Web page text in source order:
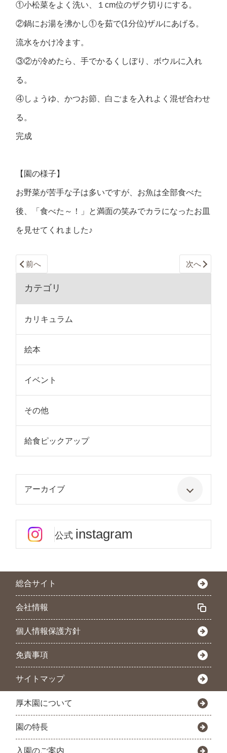
①小松菜をよく洗い、１cm位のザク切りにする。
②鍋にお湯を沸かし①を茹で(1分位)ザルにあげる。
流水をかけ冷ます。
③②が冷めたら、手でかるくしぼり、ボウルに入れ
る。
④しょうゆ、かつお節、白ごまを入れよく混ぜ合わせ
る。
完成
【園の様子】
お野菜が苦手な子は多いですが、お魚は全部食べた
後、「食べた～！」と満面の笑みでカラになったお皿
を見せてくれました♪
前へ 次へ
カテゴリ
カリキュラム
絵本
イベント
その他
給食ピックアップ
アーカイブ
公式 instagram
総合サイト
会社情報
個人情報保護方針
免責事項
サイトマップ
厚木園について
園の特長
入園のご案内